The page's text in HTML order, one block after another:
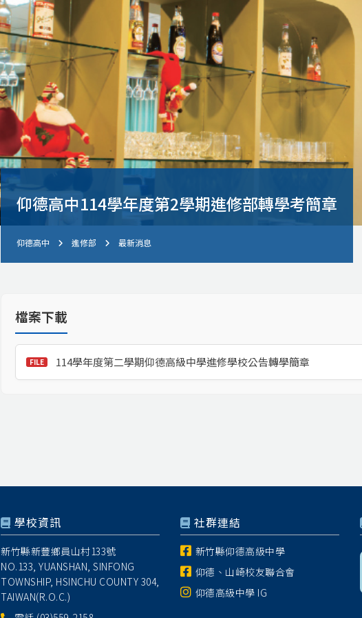
仰德高中114學年度第2學期進修部轉學考簡章
仰德高中 進修部 最新消息
檔案下載
114學年度第二學期仰德高級中學進修學校公告轉學簡章
學校資訊
新竹縣新豐鄉員山村133號
NO.133, YUANSHAN, SINFONG
TOWNSHIP, HSINCHU COUNTY 304,
TAIWAN(R.O.C.)
社群連結
新竹縣仰德高級中學
仰德、山崎校友聯合會
仰德高級中學 IG